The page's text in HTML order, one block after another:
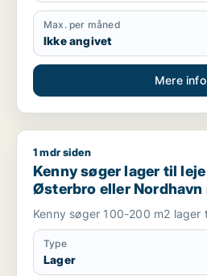
Max. per måned
Ikke angivet
Mere info
Kenny søger lager til leje i
1 mdr siden
Kenny søger lager til
Østerbro eller Nordhavn
Kenny søger 100-200 m2 lager
Type
Lager